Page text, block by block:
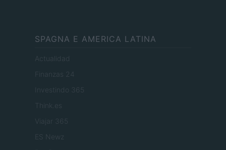
SPAGNA E AMERICA LATINA
Actualidad
Finanzas 24
Investindo 365
Think.es
Viajar 365
ES Newz